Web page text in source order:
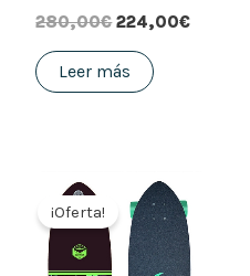
280,00€ 224,00€
Leer más
¡Oferta!
precio
original
era:
280,00€.
es: